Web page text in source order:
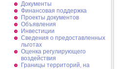
Документы
Финансовая поддержка
Проекты документов
Объявления
Инвестиции
Сведения о предоставленных
льготах
Оценка регулирующего
воздействия
Границы территорий, на